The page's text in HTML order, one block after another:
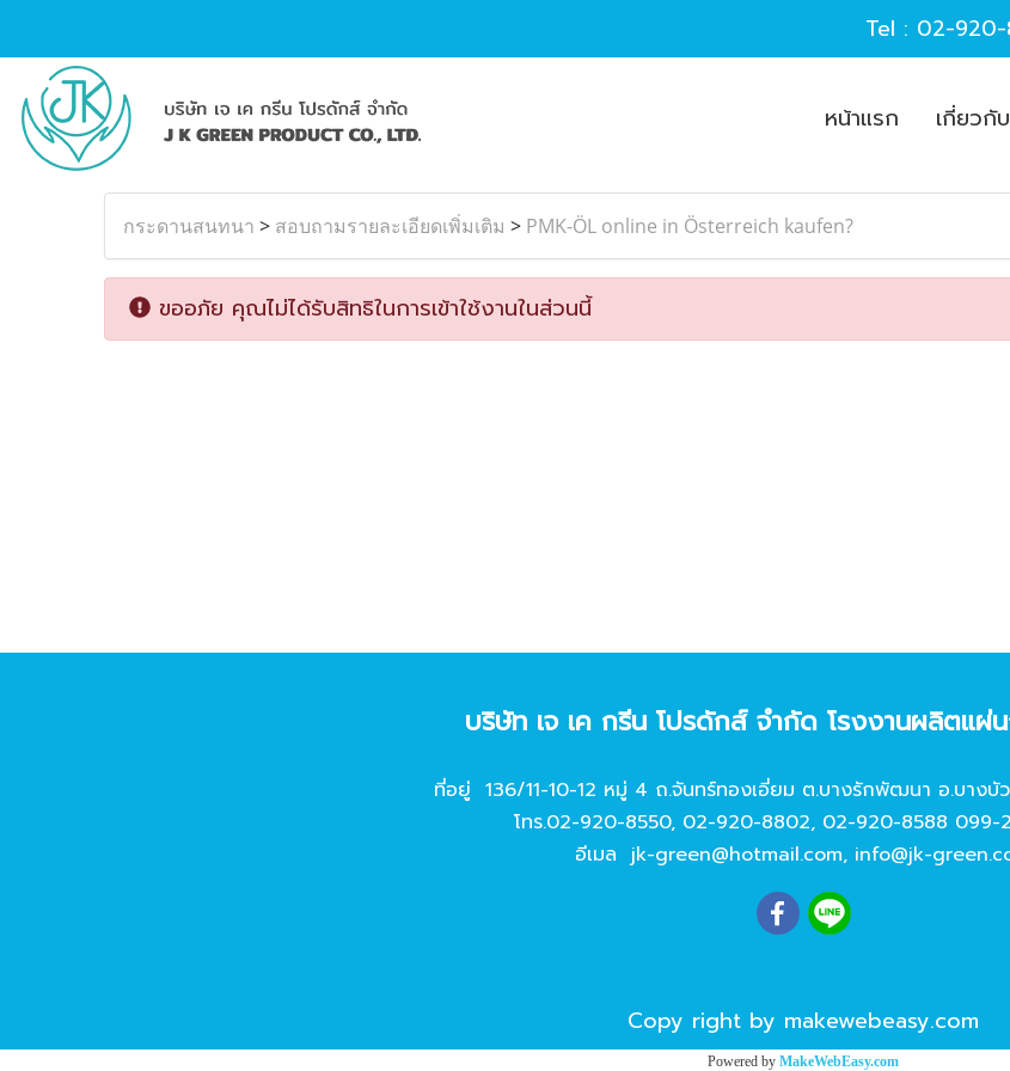
Tel : 02-
หน้าแรก เกี่ยวกับ
กระดานสนทนา > สอบถามรายละเอียดเพิ่มเติม > PMK-ÖL online in Österreich kaufen?
ขออภัย คุณไม่ได้รับสิทธิในการเข้าใช้งานในส่วนนี้
บริษัท เจ เค กรีน โปรดักส์ จํากัด โรงงานผลิตแผ่
ที่อยู่ 136/11-10-12 หมู่ 4 ถ.จันทร์ทองเอี่ยม ต.บางรักพัฒนา อ.บางบัว
โทร.02-920-8550, 02-920-8802, 02-920-8588 099-
อีเมล jk-green@hotmail.com, info@jk-
Copy right by makewebeasy.com
Powered by MakeWebEasy.com